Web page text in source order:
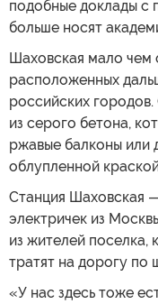
подобные доклады с
больше носят
Шаховская мало чем
расположенных
российских
из серого бетона,
ржавые балконы или
облупленной
Станция Шаховская
электричек из
из жителей поселка,
тратят на дорогу по
«У нас здесь тоже